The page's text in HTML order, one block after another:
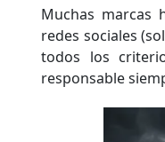
Muchas marcas
redes sociales
todos los
responsable